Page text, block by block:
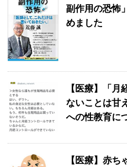
副作用の恐怖
めました
【医療】「月
ないことは甘
への性教育に
【医療】赤ち